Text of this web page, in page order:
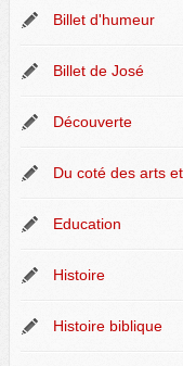
Billet d'humeur
Billet de José
Découverte
Du coté des arts
Education
Histoire
Histoire biblique